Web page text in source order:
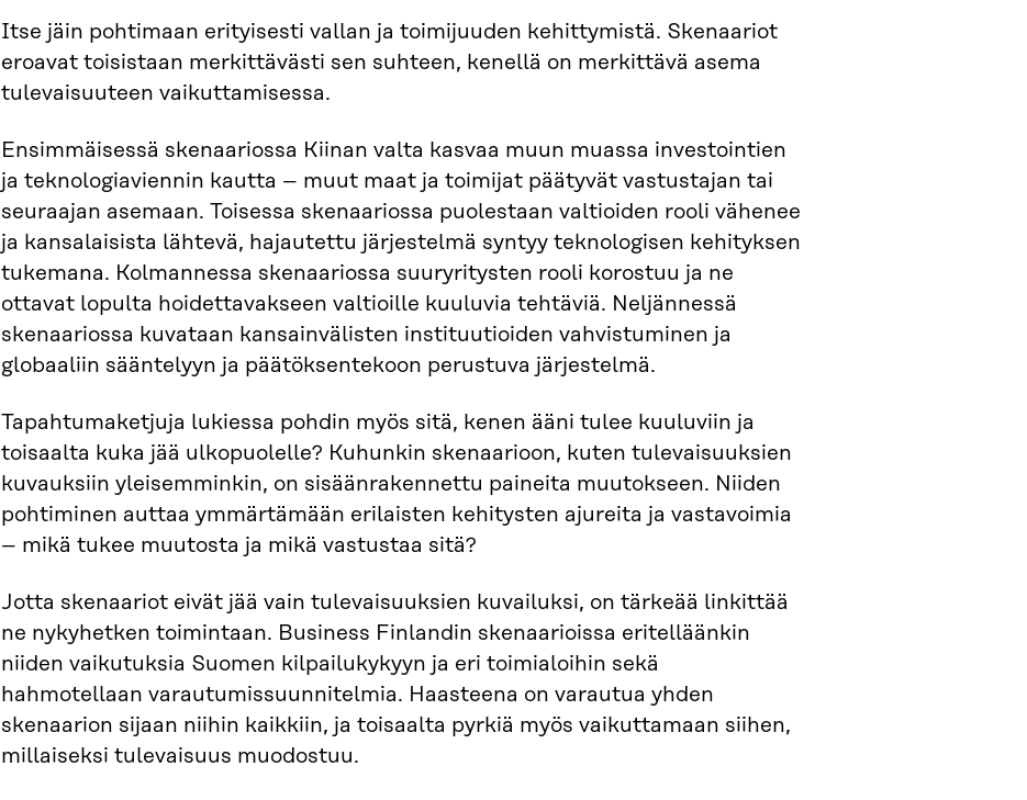
Itse jäin pohtimaan erityisesti vallan ja toimijuuden kehittymistä. Skenaariot
eroavat toisistaan merkittävästi sen suhteen, kenellä on merkittävä asema
tulevaisuuteen vaikuttamisessa.
Ensimmäisessä skenaariossa Kiinan valta kasvaa muun muassa investointien
ja teknologiaviennin kautta – muut maat ja toimijat päätyvät vastustajan tai
seuraajan asemaan. Toisessa skenaariossa puolestaan valtioiden rooli vähenee
ja kansalaisista lähtevä, hajautettu järjestelmä syntyy teknologisen kehityksen
tukemana. Kolmannessa skenaariossa suuryritysten rooli korostuu ja ne
ottavat lopulta hoidettavakseen valtioille kuuluvia tehtäviä. Neljännessä
skenaariossa kuvataan kansainvälisten instituutioiden vahvistuminen ja
globaaliin sääntelyyn ja päätöksentekoon perustuva järjestelmä.
Tapahtumaketjuja lukiessa pohdin myös sitä, kenen ääni tulee kuuluviin ja
toisaalta kuka jää ulkopuolelle? Kuhunkin skenaarioon, kuten tulevaisuuksien
kuvauksiin yleisemminkin, on sisäänrakennettu paineita muutokseen. Niiden
pohtiminen auttaa ymmärtämään erilaisten kehitysten ajureita ja vastavoimia
– mikä tukee muutosta ja mikä vastustaa sitä?
Jotta skenaariot eivät jää vain tulevaisuuksien kuvailuksi, on tärkeää linkittää
ne nykyhetken toimintaan. Business Finlandin skenaarioissa eritelläänkin
niiden vaikutuksia Suomen kilpailukykyyn ja eri toimialoihin sekä
hahmotellaan varautumissuunnitelmia. Haasteena on varautua yhden
skenaarion sijaan niihin kaikkiin, ja toisaalta pyrkiä myös vaikuttamaan siihen,
millaiseksi tulevaisuus muodostuu.